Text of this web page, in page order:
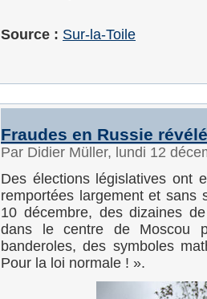
Source : Sur-la-Toile
Fraudes en Russie
Par Didier Müller, lundi 12
Des élections législatives ont
remportées largement et sans
10 décembre, des dizaines
dans le centre de Moscou
banderoles, des symboles
Pour la loi normale ! ».